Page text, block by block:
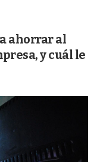
ahorrar al
y cuál le